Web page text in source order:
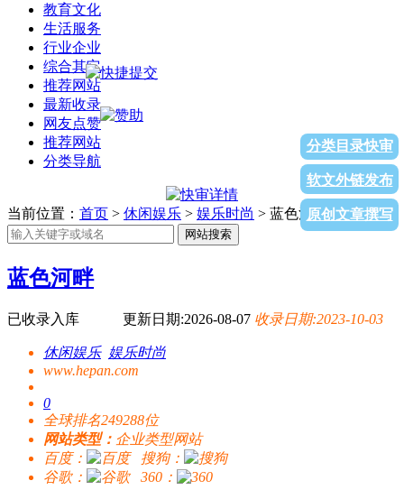
教育文化
生活服务
行业企业
综合其它
推荐网站
最新收录
网友点赞
推荐网站
分类导航
分类目录快审
软文外链发布
原创文章撰写
当前位置： 首页 > 休闲娱乐 > 娱乐时尚 > 蓝色河畔
网站搜索
蓝色河畔
已收录入库 更新日期:2026-08-07 收录日期:2023-10-03
休闲娱乐 娱乐时尚
www.hepan.com
0
全球排名249288位
网站类型： 企业类型网站
百度：
搜狗：
谷歌：
360：